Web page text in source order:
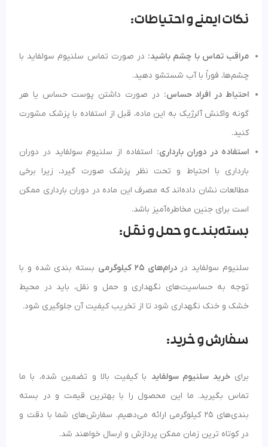
نکات ایمنی و احتیاطات:
مراقب تماس با چشم باشید: در صورت تماس سلنیوم سولفاید با
چشم‌ها، فوراً با آب شستشو دهید.
احتیاط در افراد حساس: در صورت داشتن پوست حساس یا هر
گونه واکنش آلرژیک به این ماده، قبل از استفاده با پزشک مشورت
کنید.
استفاده در دوران بارداری: استفاده از سلنیوم سولفاید در دوران
بارداری با احتیاط و تحت نظر پزشک صورت گیرد، زیرا برخی
مطالعات نشان داده‌اند که مصرف این ماده در دوران بارداری ممکن
است برای جنین مخاطره‌آمیز باشد.
بسته‌بندی و حمل و نقل:
سلنیوم سولفاید دردرام‌های 25 کیلوگرمی
بسته‌ بندی شده و با
توجه به حساسیت‌های نگهداری و حمل و نقل، باید در محیط
خشک و خنک نگهداری شود تا از تخریب کیفیت آن جلوگیری شود.
سفارش و خرید:
برایخرید سلنیوم سولفاید با کیفیت بالا و تضمین شده، با ما
تماس بگیرید. ما این محصول را با بهترین قیمت و در بسته‌
بندی‌های 25 کیلوگرمی ارائه می‌دهیم. سفارش‌های شما با دقت و
در کوتاه‌ ترین زمان ممکن پردازش و ارسال خواهند شد.